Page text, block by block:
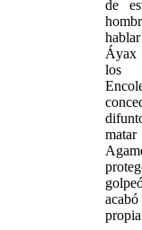
de
Áyax
los